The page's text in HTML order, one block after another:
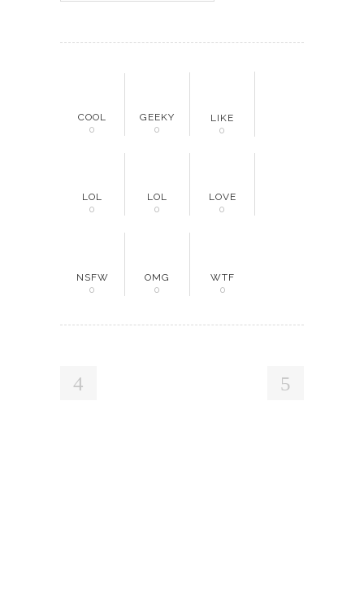
COOL
0
GEEKY
0
LIKE
0
LOL
0
LOL
0
LOVE
0
NSFW
0
OMG
0
WTF
0